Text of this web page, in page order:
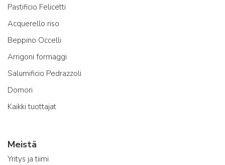
Pastificio Felicetti
Acquerello riso
Beppino Occelli
Arrigoni formaggi
Salumificio Pedrazzoli
Domori
Kaikki tuottajat
Meistä
Yritys ja tiimi